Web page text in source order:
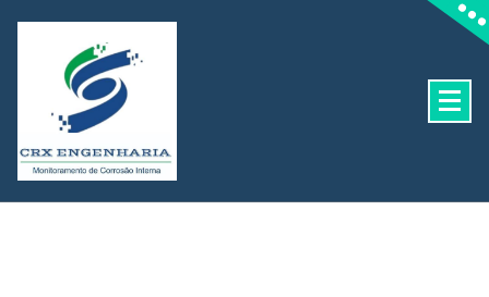
conteúdo